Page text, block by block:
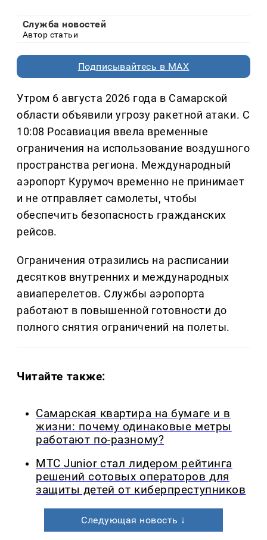
Служба новостей
Автор статьи
Подписывайтесь в MAX
Утром 6 августа 2026 года в Самарской
области объявили угрозу ракетной атаки. С
10:08 Росавиация ввела временные
ограничения на использование воздушного
пространства региона. Международный
аэропорт Курумоч временно не принимает
и не отправляет самолеты, чтобы
обеспечить безопасность гражданских
рейсов.
Ограничения отразились на расписании
десятков внутренних и международных
авиаперелетов. Службы аэропорта
работают в повышенной готовности до
полного снятия ограничений на полеты.
Читайте также:
Самарская квартира на бумаге и в
жизни: почему одинаковые метры
работают по-разному?
МТС Junior стал лидером рейтинга
решений сотовых операторов для
защиты детей от киберпреступников
Следующая новость ↓